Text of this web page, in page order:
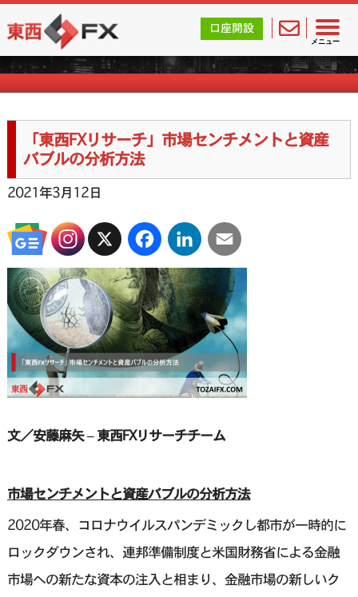
メニュー
東西FX｜海外FX会社（ブローカー）の無料口座開設サポ
口座開設
FX週刊ニュース
「東西FXリサーチ」市場センチメントと資産
バブルの分析方法
2021年3月12日
X FacebookLinkedInEmail
文／安藤麻矢 – 東西FXリサーチチーム
市場センチメントと資産バブルの分析方法
2020年春、コロナウイルスパンデミックし都市が一時的に
ロックダウンされ、連邦準備制度と米国財務省による金融
市場への新たな資本の注入と相まり、金融市場の新しいク